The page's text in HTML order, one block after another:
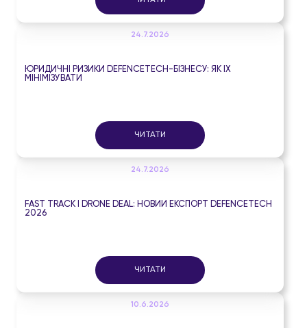
24.7.2026
ЮРИДИЧНІ РИЗИКИ DEFENCETECH-БІЗНЕСУ: ЯК ЇХ
МІНІМІЗУВАТИ
ЧИТАТИ
24.7.2026
FAST TRACK І DRONE DEAL: НОВИЙ ЕКСПОРТ DEFENCETECH
2026
ЧИТАТИ
10.6.2026